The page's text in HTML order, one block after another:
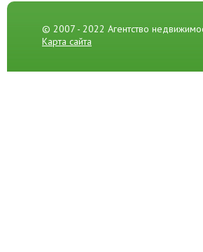
© 2007 - 2022 Агентство
Карта сайта